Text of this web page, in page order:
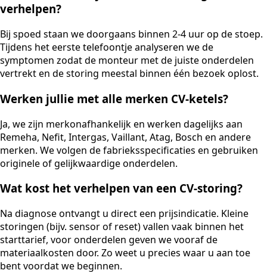
verhelpen?
Bij spoed staan we doorgaans binnen 2-4 uur op de stoep.
Tijdens het eerste telefoontje analyseren we de
symptomen zodat de monteur met de juiste onderdelen
vertrekt en de storing meestal binnen één bezoek oplost.
Werken jullie met alle merken CV-ketels?
Ja, we zijn merkonafhankelijk en werken dagelijks aan
Remeha, Nefit, Intergas, Vaillant, Atag, Bosch en andere
merken. We volgen de fabrieksspecificaties en gebruiken
originele of gelijkwaardige onderdelen.
Wat kost het verhelpen van een CV-storing?
Na diagnose ontvangt u direct een prijsindicatie. Kleine
storingen (bijv. sensor of reset) vallen vaak binnen het
starttarief, voor onderdelen geven we vooraf de
materiaalkosten door. Zo weet u precies waar u aan toe
bent voordat we beginnen.